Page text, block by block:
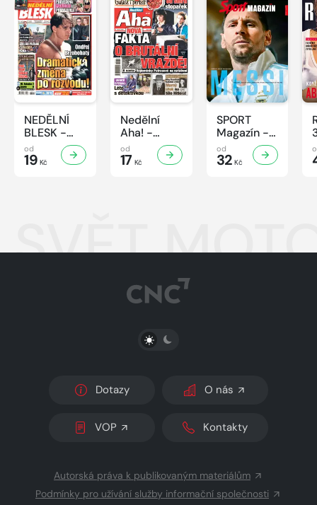
NEDĚLNÍ
BLESK -
32/2026
od
19 Kč
Nedělní
Aha! -
32/2026
od
17 Kč
SPORT
Magazín -
32/2026
od
32 Kč
SVĚT
PŘEPNOUT SVĚTLÝ/TMAVÝ REŽIM
Dotazy O nás
VOP Kontakty
Autorská práva k publikovaným materiálům
Podmínky pro užívání služby informační společnosti